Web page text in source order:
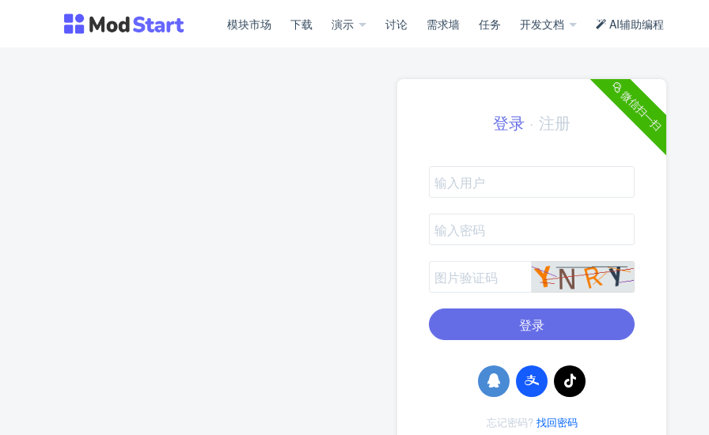
模块市场 下载 演示 讨论 需求墙 任务 开发文档 AI辅助编程
登录 · 注册
登录
忘记密码? 找回密码
微信扫一扫